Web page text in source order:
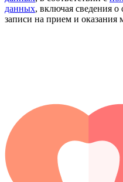
данных, включая сведения о
записи на прием и